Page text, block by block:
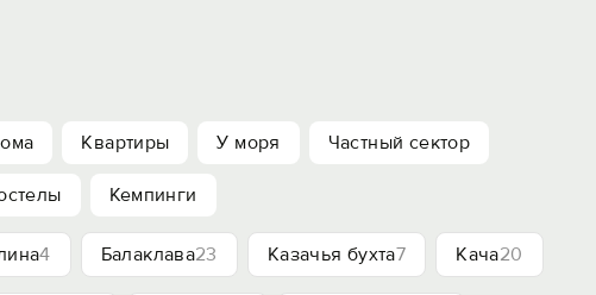
Квартиры У моря Частный сектор
Кемпинги
4 Балаклава23 Казачья бухта7 Кача20